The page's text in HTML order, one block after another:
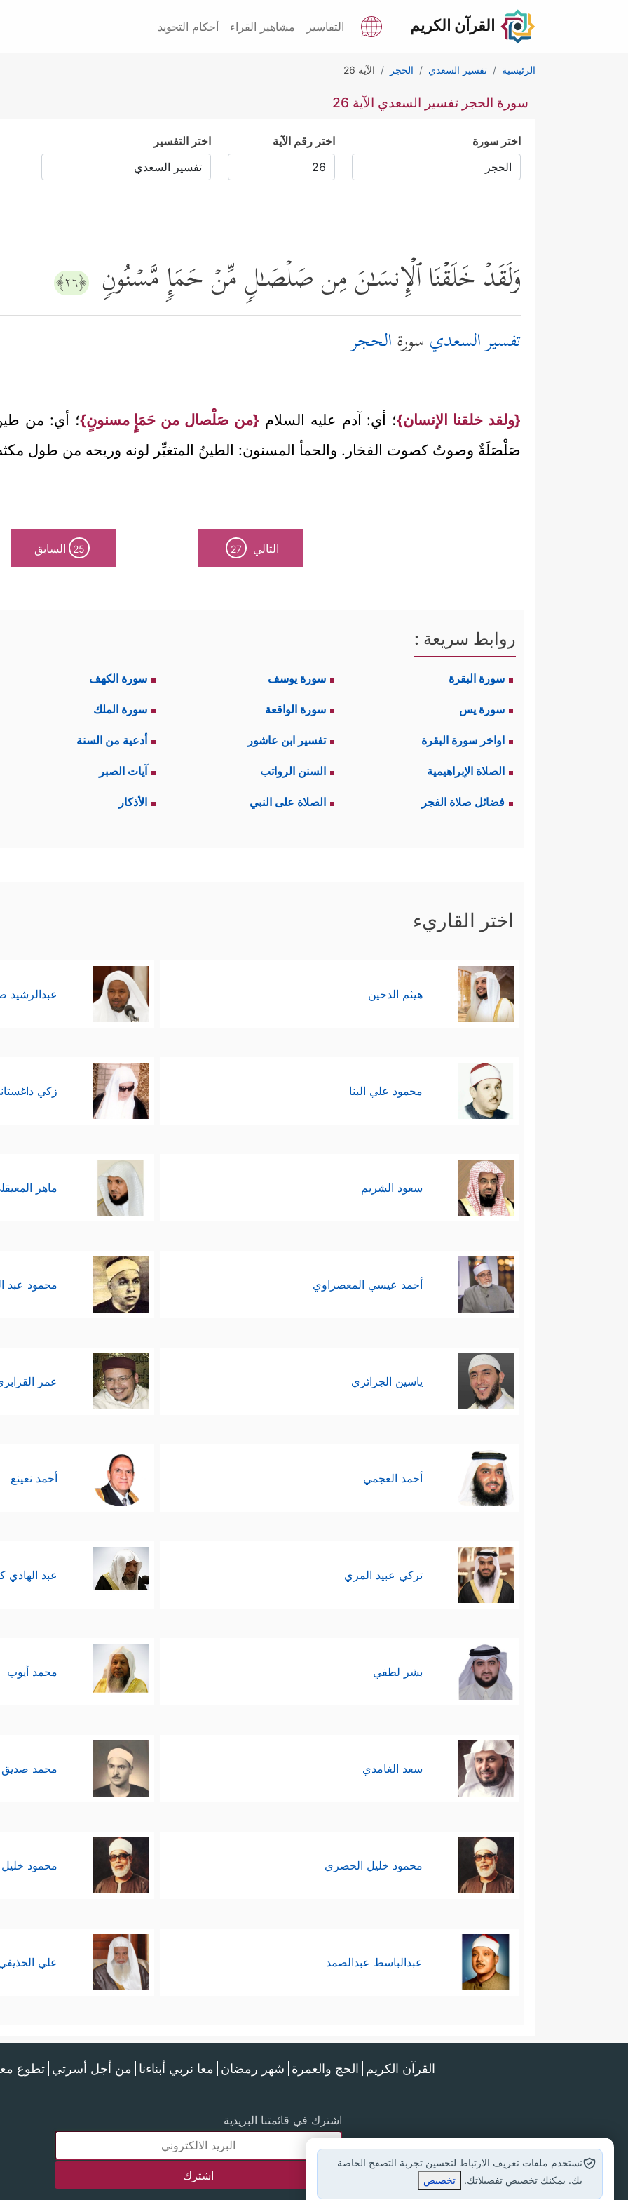
القرآن الكريم التفاسير مشاهير القراء أحكام التجويد
الرئيسية تفسير السعدي الحجر الآية 26
سورة الحجر تفسير السعدي الآية 26
اختر سورة اختر رقم الآية اختر التفسير
وَلَقَدۡ خَلَقۡنَا ٱلۡإِنسَـٰنَ مِن صَلۡصَـٰلࣲ مِّنۡ حَمَإࣲ مَّسۡنُونࣲ ﴿٢٦﴾
تفسير السعدي سورةالحجر
{ولقد خلقنا الإنسان}؛ أي: آدم عليه السلام {من صَلْصال من حَمَإٍ مسنونٍ}؛ أي: من
صَلْصَلَةٌ وصوتٌ كصوت الفخار. والحمأ المسنون: الطينُ المتغيِّر لونه وريحه من طول
التالي 27
25 السابق
روابط سريعة :
سورة البقرة سورة يوسف سورة الكهف
سورة يس سورة الواقعة سورة الملك
اواخر سورة البقرة تفسير ابن عاشور أدعية من السنة
الصلاة الإبراهيمية السنن الرواتب آيات الصبر
فضائل صلاة الفجر الصلاة على النبي الأذكار
اختر القاريء
هيثم الدخين عبدالرشيد
محمود علي البنا زكي
سعود الشريم ماهر
أحمد عيسي المعصراوي محمود عبد
ياسين الجزائري عمر
أحمد العجمي أحمد نعينع
تركي عبيد المري عبد الهادي
بشر لطفي محمد أيوب
سعد الغامدي محمد صديق
محمود خليل الحصري محمود
عبدالباسط عبدالصمد علي
القرآن الكريم الحج والعمرة شهر رمضان معا نربي أبناءنا من أجل أسرتي تطوع
اشترك في قائمتنا البريدية
نستخدم ملفات تعريف الارتباط لتحسين تجربة التصفح الخاصة
بك. يمكنك تخصيص تفضيلاتك.
تخصيص